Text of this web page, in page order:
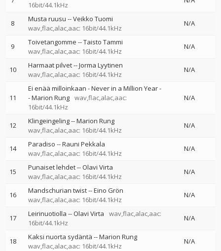
16bit/44.1kHz
8 Musta ruusu --Veikko Tuomi
wav,flac,alac,aac: 16bit/44.1kHz
N/A
9 Toivetangomme --Taisto Tammi
wav,flac,alac,aac: 16bit/44.1kHz
N/A
10 Harmaat pilvet--Jorma Lyytinen
wav,flac,alac,aac: 16bit/44.1kHz
N/A
11
Ei enää milloinkaan - Never in a Million Year-
-Marion Rung wav,flac,alac,aac:
16bit/44.1kHz
N/A
12 Klingeingeling--Marion Rung
wav,flac,alac,aac: 16bit/44.1kHz
N/A
14 Paradiso --Rauni Pekkala
wav,flac,alac,aac: 16bit/44.1kHz
N/A
15 Punaiset lehdet--Olavi Virta
wav,flac,alac,aac: 16bit/44.1kHz
N/A
16 Mandschurian twist--Eino Grön
wav,flac,alac,aac: 16bit/44.1kHz
N/A
17 Leirinuotiolla --Olavi Virta
wav,flac,alac,aac:
16bit/44.1kHz
N/A
18 Kaksi nuorta sydäntä --Marion Rung
wav,flac,alac,aac: 16bit/44.1kHz
N/A